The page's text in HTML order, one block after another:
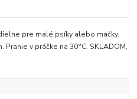
pre malé psíky alebo mačky.
v práčke na 30°C. SKLADOM,